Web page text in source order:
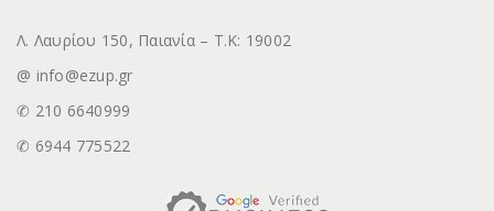
Λ. Λαυρίου 150, Παιανία – Τ.Κ: 19002
@ info@ezup.gr
✆ 210 6640999
✆ 6944 775522